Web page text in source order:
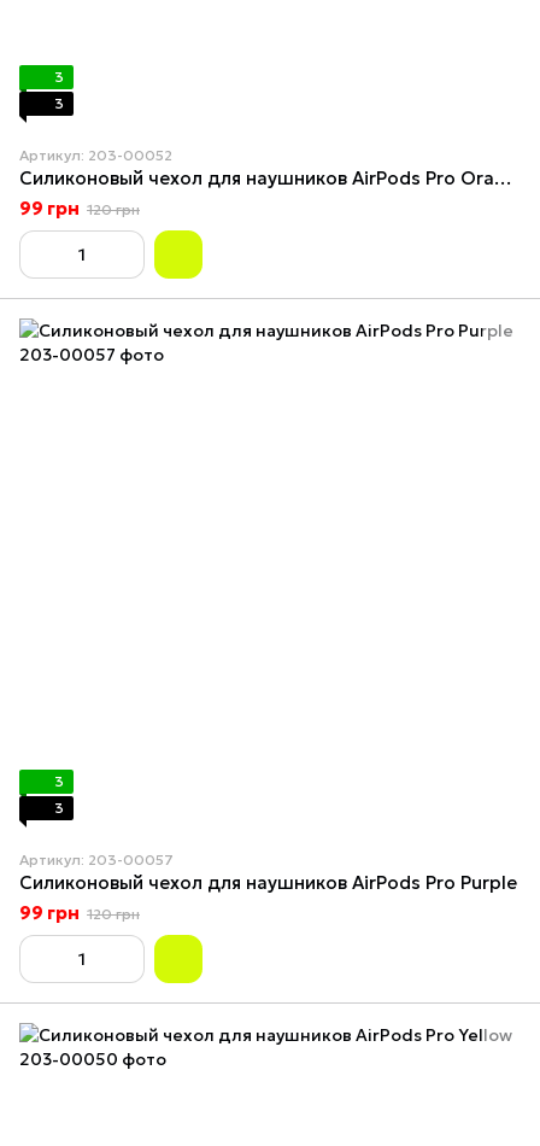
3
3
Артикул: 203-00052
Силиконовый чехол для наушников AirPods Pro Orange
99 грн 120 грн
3
3
Артикул: 203-00057
Силиконовый чехол для наушников AirPods Pro Purple
99 грн 120 грн